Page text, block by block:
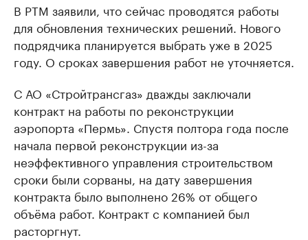
В РТМ заявили, что сейчас проводятся работы
для обновления технических решений. Нового
подрядчика планируется выбрать уже в 2025
году. О сроках завершения работ не уточняется.
С АО «Стройтрансгаз» дважды заключали
контракт на работы по реконструкции
аэропорта «Пермь». Спустя полтора года после
начала первой реконструкции из-за
неэффективного управления строительством
сроки были сорваны, на дату завершения
контракта было выполнено 26% от общего
объёма работ. Контракт с компанией был
расторгнут.